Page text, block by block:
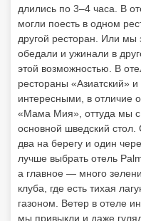
длились по 3–4 часа. В
могли поесть в одном
другой ресторан. Или мы
обедали и ужинали в
этой возможностью. В
рестораны «Азиатский»
интересными, в отличие
«Мама Мия», оттуда мы с
основной шведский стол.
два на берегу и один
лучше выбрать отель
а главное — много
клуба, где есть тихая
газоном. Ветер в отеле
мы привыкли и даже